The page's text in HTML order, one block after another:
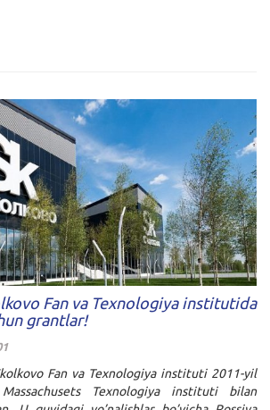
Fan va Texnologiya institutida
grantlar!
Fan va Texnologiya instituti 2011-yil
Texnologiya instituti bilan